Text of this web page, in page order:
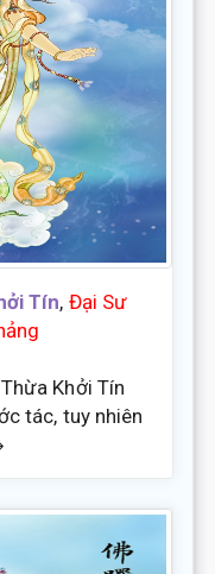
Tín, Đại Sư
Khởi Tín
tác, tuy nhiên